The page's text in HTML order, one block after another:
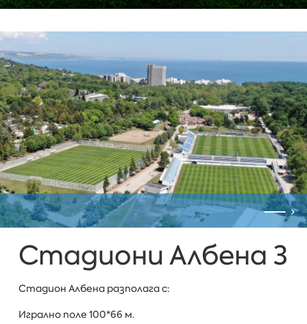
Стадиони Албена 3
Стадион Албена разполага с:
Игрално поле 100*66 м.